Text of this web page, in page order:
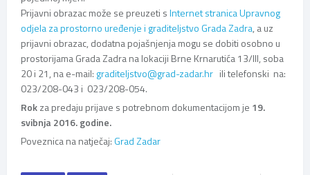
Prijavni obrazac može se preuzeti sInternet stranica Upravnog
odjela za prostorno uređenje i graditeljstvo Grada Zadra, a uz
prijavni obrazac, dodatna pojašnjenja mogu se dobiti osobno u
prostorijama Grada Zadra na lokaciji Brne Krnarutića 13/III, soba
20 i 21, na e-mail: graditeljstvo@grad-zadar.hr ili telefonski na:
023/208-043 i 023/208-054.
Rokza predaju prijave s potrebnom dokumentacijom je 19.
svibnja 2016. godine.
Poveznica na natječaj:Grad Zadar